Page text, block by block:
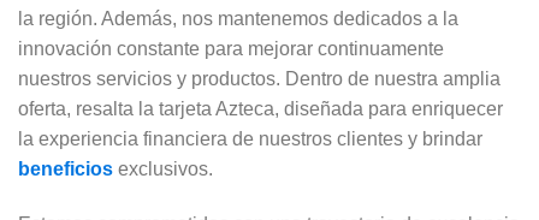
la región. Además, nos mantenemos dedicados a la
innovación constante para mejorar continuamente
nuestros servicios y productos. Dentro de nuestra amplia
oferta, resalta la tarjeta Azteca, diseñada para enriquecer
la experiencia financiera de nuestros clientes y brindar
beneficios exclusivos.